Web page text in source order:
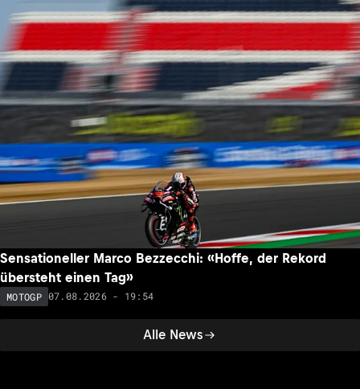
Alle News
Sensationeller Marco Bezzecchi: «Hoffe, der Rekord
übersteht einen Tag»
MOTOGP 07.08.2026 - 19:54